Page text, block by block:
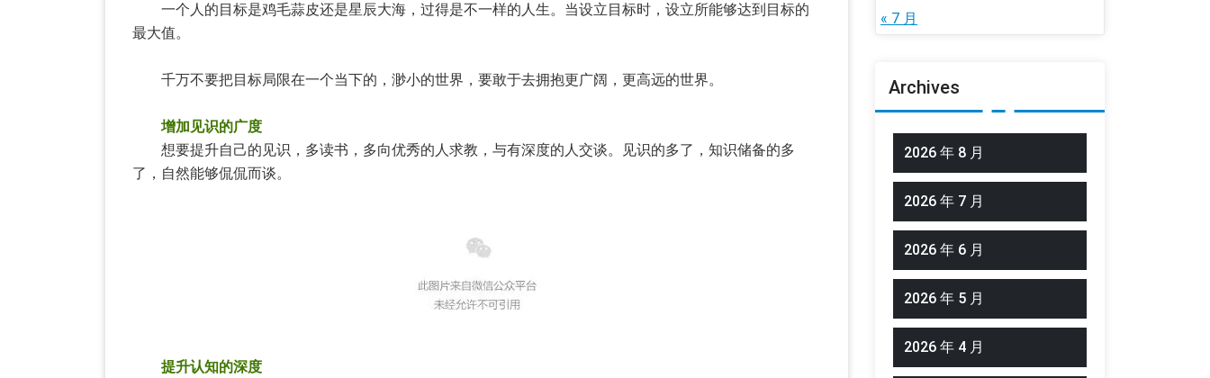
一个人的目标是鸡毛蒜皮还是星辰大海，过得是不一样的人生。当设立目标时，设立所能够达到目标的
最大值。
千万不要把目标局限在一个当下的，渺小的世界，要敢于去拥抱更广阔，更高远的世界。
增加见识的广度
想要提升自己的见识，多读书，多向优秀的人求教，与有深度的人交谈。见识的多了，知识储备的多
了，自然能够侃侃而谈。
提升认知的深度
« 7 月
Archives
2026 年 8 月
2026 年 7 月
2026 年 6 月
2026 年 5 月
2026 年 4 月